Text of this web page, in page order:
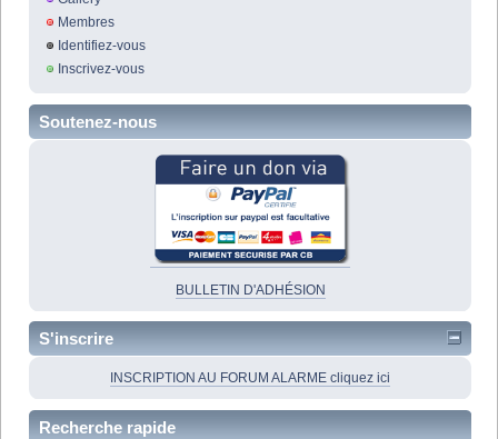
Membres
Identifiez-vous
Inscrivez-vous
Soutenez-nous
BULLETIN D'ADHÉSION
S'inscrire
INSCRIPTION AU FORUM ALARME cliquez ici
Recherche rapide